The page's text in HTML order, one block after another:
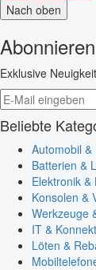
Nach oben
Exklusive
Beliebte
Automobil &
Batterien &
Elektronik &
Konsolen &
Werkzeuge
IT &
Löten &